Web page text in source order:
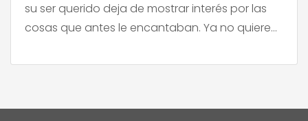
su ser querido deja de mostrar interés por las
cosas que antes le encantaban. Ya no quiere
apenas habla. Ese comportamiento tiene